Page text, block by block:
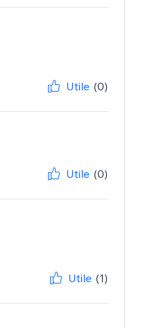
Utile (0)
Utile (0)
Utile (1)